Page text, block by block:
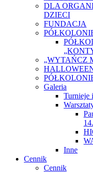
DLA
DZIECI
FUNDACJA
„WYTAŃCZ
Galeria
Turnieje
Inne
Cennik
Cennik